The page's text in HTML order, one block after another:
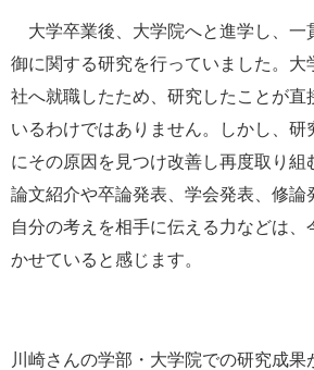
大学卒業後、大学院へと進学し、一
御に関する研究を行っていました。大
社へ就職したため、研究したことが直
いるわけではありません。しかし、研
にその原因を見つけ改善し再度取り組
論文紹介や卒論発表、学会発表、修論
自分の考えを相手に伝える力などは、
かせていると感じます。
川崎さんの学部・大学院での研究成果